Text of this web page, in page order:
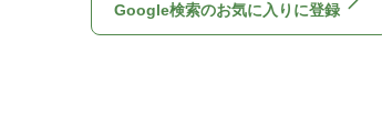
Google検索のお気に入りに登録